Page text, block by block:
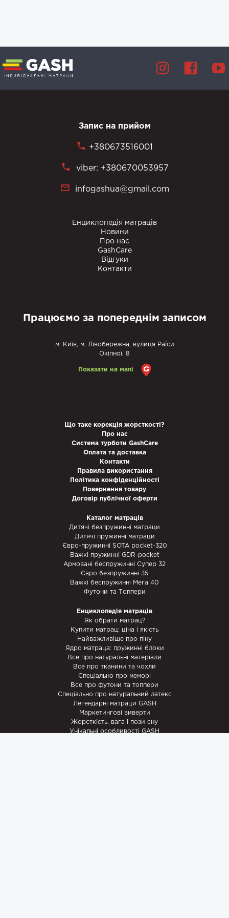
Запис на прийом
+380673516001
viber: +380670053957
infogashua@gmail.com
Енциклопедія матраців
Новини
Про нас
GashCare
Відгуки
Контакти
Працюємо за попереднім записом
м. Київ, м. Лівобережна, вулиця Раїси
Окіпної, 8
Показати на мапі
Що таке корекція жорсткості?
Про нас
Система турботи GashCare
Оплата та доставка
Контакти
Правила використання
Політика конфіденційності
Повернення товару
Договір публічної оферти
Каталог матраців
Дитячі безпружинні матраци
Дитячі пружинні матраци
Євро-пружинні SOTA pocket-320
Важкі пружинні GDR-pocket
Армовані беспружинні Супер 32
Євро безпружинні 35
Важкі беспружинні Мега 40
Футони та Топпери
Енциклопедія матраців
Як обрати матрац?
Купити матрац: ціна і якість
Найважливіше про піну
Ядро матраца: пружинні блоки
Все про натуральні матеріали
Все про тканини та чохли
Спеціально про меморі
Все про футони та топпери
Спеціально про натуральний латекс
Легендарні матраци GASH
Маркетингові виверти
Жорсткість, вага і пози сну
Унікальні особливості GASH